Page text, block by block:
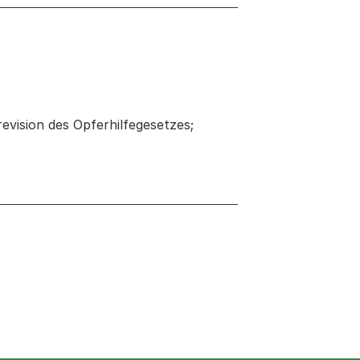
des Opferhilfegesetzes;